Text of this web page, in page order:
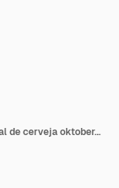
Fundo plano para a celebração do festival de cerveja oktoberfest